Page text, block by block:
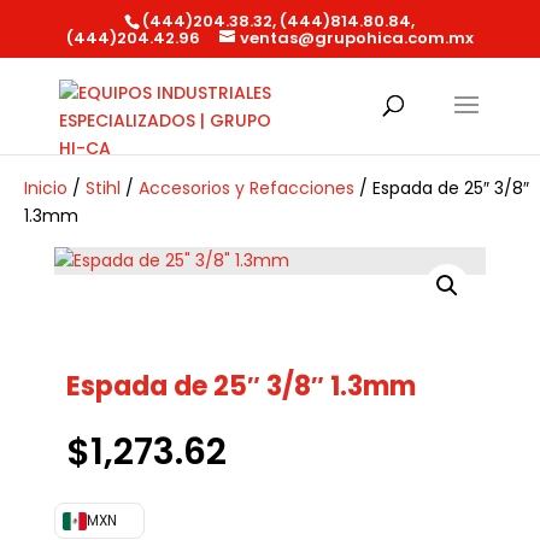
(444)204.38.32, (444)814.80.84,
(444)204.42.96 ventas@grupohica.com.mx
Inicio / Stihl / Accesorios y Refacciones / Espada de 25″ 3/8″
1.3mm
Espada de 25″ 3/8″ 1.3mm
$1,273.62
MXN